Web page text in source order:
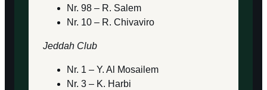
Nr. 98 – R. Salem
Nr. 10 – R. Chivaviro
Jeddah Club
Nr. 1 – Y. Al Mosailem
Nr. 3 – K. Harbi